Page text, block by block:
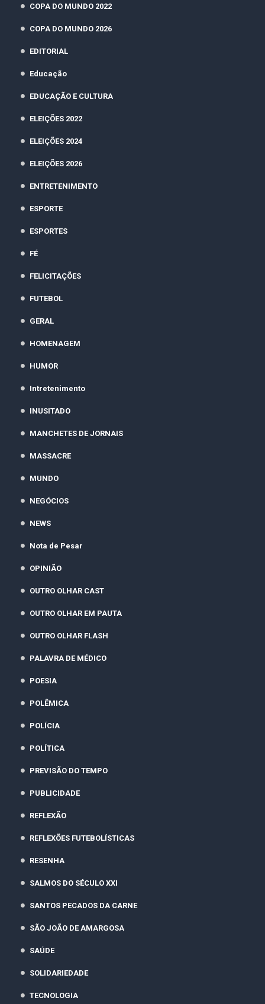
COPA DO MUNDO 2022
COPA DO MUNDO 2026
EDITORIAL
Educação
EDUCAÇÃO E CULTURA
ELEIÇÕES 2022
ELEIÇÕES 2024
ELEIÇÕES 2026
ENTRETENIMENTO
ESPORTE
ESPORTES
FÉ
FELICITAÇÕES
FUTEBOL
GERAL
HOMENAGEM
HUMOR
Intretenimento
INUSITADO
MANCHETES DE JORNAIS
MASSACRE
MUNDO
NEGÓCIOS
NEWS
Nota de Pesar
OPINIÃO
OUTRO OLHAR CAST
OUTRO OLHAR EM PAUTA
OUTRO OLHAR FLASH
PALAVRA DE MÉDICO
POESIA
POLÊMICA
POLÍCIA
POLÍTICA
PREVISÃO DO TEMPO
PUBLICIDADE
REFLEXÃO
REFLEXÕES FUTEBOLÍSTICAS
RESENHA
SALMOS DO SÉCULO XXI
SANTOS PECADOS DA CARNE
SÃO JOÃO DE AMARGOSA
SAÚDE
SOLIDARIEDADE
TECNOLOGIA